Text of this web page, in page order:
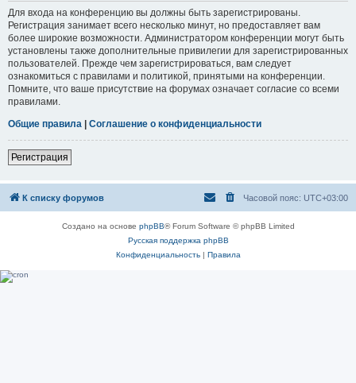
Для входа на конференцию вы должны быть зарегистрированы.
Регистрация занимает всего несколько минут, но предоставляет вам
более широкие возможности. Администратором конференции могут быть
установлены также дополнительные привилегии для зарегистрированных
пользователей. Прежде чем зарегистрироваться, вам следует
ознакомиться с правилами и политикой, принятыми на конференции.
Помните, что ваше присутствие на форумах означает согласие со всеми
правилами.
Общие правила | Соглашение о конфиденциальности
Регистрация
К списку форумов Часовой пояс: UTC+03:00
Создано на основе phpBB® Forum Software © phpBB Limited
Русская поддержка phpBB
Конфиденциальность| Правила